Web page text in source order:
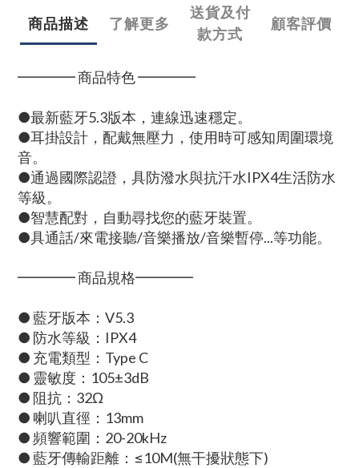
商品描述 了解更多
送貨及付
款方式
顧客評價
━━━━ 商品特色 ━━━━
●最新藍牙5.3版本，連線迅速穩定。
●耳掛設計，配戴無壓力，使用時可感知周圍環境
音。
●通過國際認證，具防潑水與抗汗水IPX4生活防水
等級。
●智慧配對，自動尋找您的藍牙裝置。
●具通話/來電接聽/音樂播放/音樂暫停...等功能。
━━━━ 商品規格━━━━
● 藍牙版本：V5.3
● 防水等級：IPX4
● 充電類型：Type C
● 靈敏度：105±3dB
● 阻抗：32Ω
● 喇叭直徑：13mm
● 頻響範圍：20-20kHz
● 藍牙傳輸距離：≤10M(無干擾狀態下)